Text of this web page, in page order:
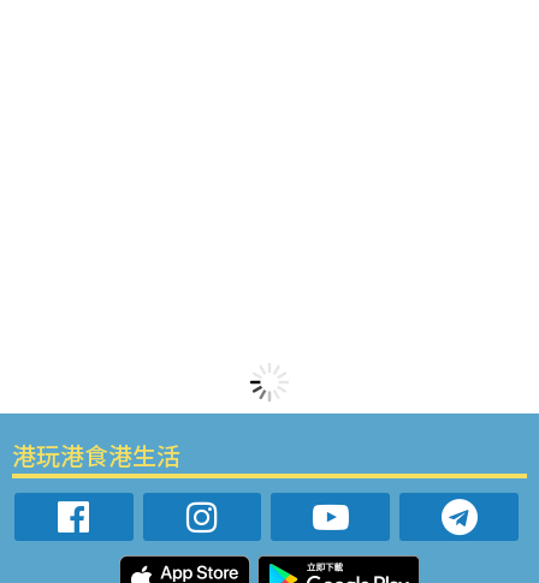
港玩港食港生活